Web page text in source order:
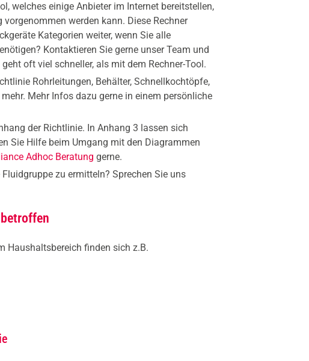
welches einige Anbieter im Internet bereitstellen,
werden kann. Diese Rechner
Kategorien weiter, wenn Sie alle
Kontaktieren Sie gerne unser Team und
oft viel schneller, als mit dem Rechner-Tool.
Rohrleitungen, Behälter, Schnellkochtöpfe,
Mehr Infos dazu gerne in einem persönliche
der Richtlinie. In Anhang 3 lassen sich
Sie Hilfe beim Umgang mit den Diagrammen
Adhoc Beratung gerne.
zu ermitteln? Sprechen Sie uns
Haushaltsbereich finden sich z.B.